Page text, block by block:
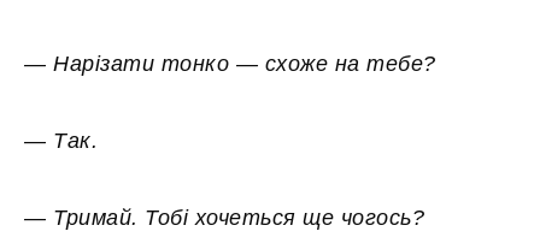
— Нарізати тонко — схоже на тебе?
— Так.
— Тримай. Тобі хочеться ще чогось?